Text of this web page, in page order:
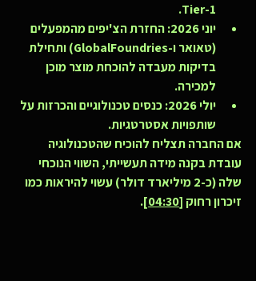
Tier-1.
יוני 2026:
החזרת הצ'יפים מהמפעלים
(טאואר ו-GlobalFoundries) ותחילת
בדיקות מעבדה להוכחת מוצר מוכן
למכירה.
יולי 2026:
כנסים טכנולוגיים והכרזות על
שותפויות אסטרטגיות.
אם החברה תצליח להוכיח שהטכנולוגיה
עובדת בקנה מידה תעשייתי, השווי הנוכחי
שלה (כ-2 מיליארד דולר) עשוי להיראות כמו
זיכרון רחוק [04:30
].